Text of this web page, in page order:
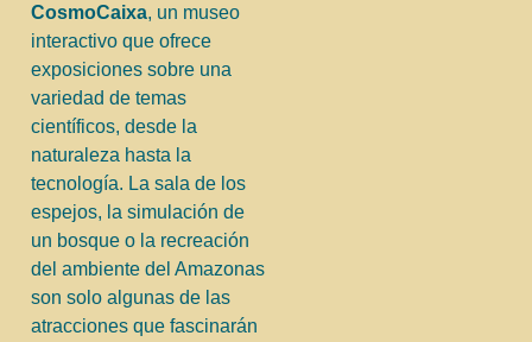
CosmoCaixa, un museo
interactivo que ofrece
exposiciones sobre una
variedad de temas
científicos, desde la
naturaleza hasta la
tecnología. La sala de los
espejos, la simulación de
un bosque o la recreación
del ambiente del Amazonas
son solo algunas de las
atracciones que fascinarán